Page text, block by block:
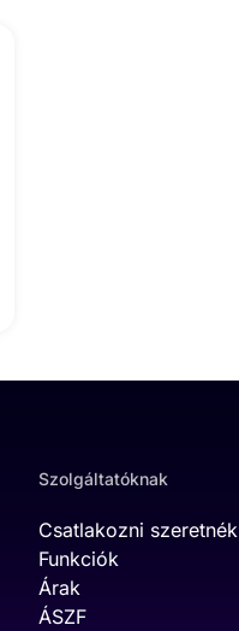
Szolgáltatóknak
Csatlakozni szeretnék
Funkciók
Árak
ÁSZF